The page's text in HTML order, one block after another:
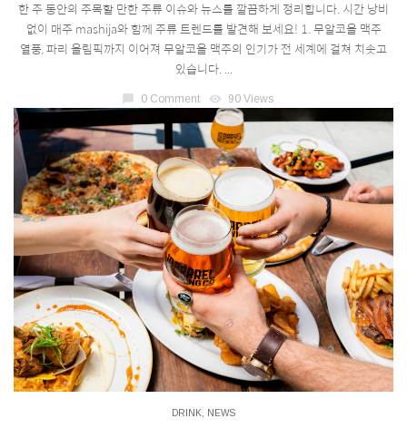
한 주 동안의 주목할 만한 주류 이슈와 뉴스를 깔끔하게 정리합니다. 시간 낭비
없이 매주 mashija와 함께 주류 트렌드를 발견해 보세요! 1. 무알코올 맥주
열풍, 파리 올림픽까지 이어져 무알코올 맥주의 인기가 전 세계에 걸쳐 치솟고
있습니다. ...
0 Comment visibility 90 Views
DRINK NEWS